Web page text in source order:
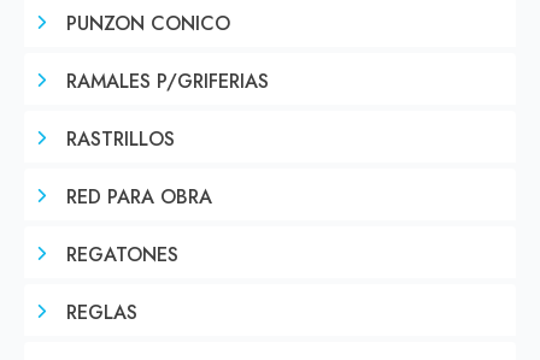
PUNZON CONICO
RAMALES P/GRIFERIAS
RASTRILLOS
RED PARA OBRA
REGATONES
REGLAS